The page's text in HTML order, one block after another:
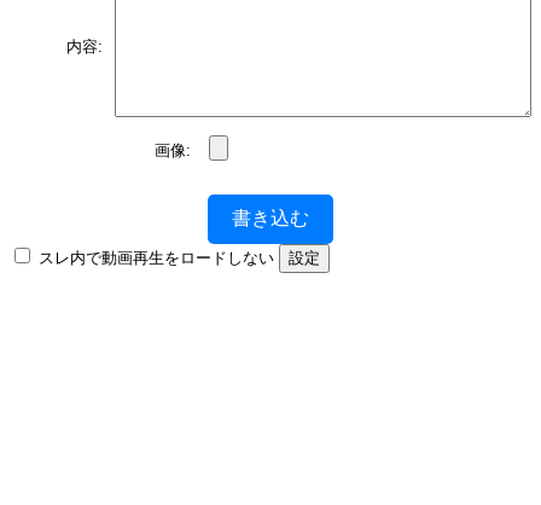
内容:
画像:
書き込む
スレ内で動画再生をロードしない